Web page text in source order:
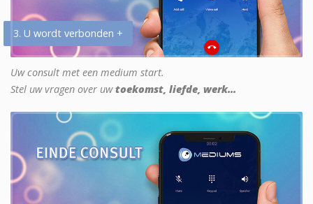
3. U wordt verbonden +
Uw consult met een medium start.
Stel uw vragen over uwtoekomst, liefde, werk...